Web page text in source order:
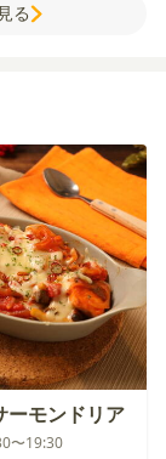
る
ーモンドリア
〜19:30